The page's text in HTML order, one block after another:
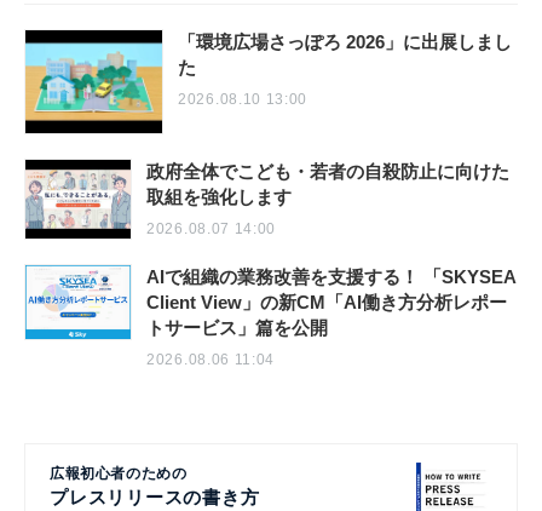
「環境広場さっぽろ 2026」に出展しまし
た
2026.08.10 13:00
政府全体でこども・若者の自殺防止に向けた
取組を強化します
2026.08.07 14:00
AIで組織の業務改善を支援する！ 「SKYSEA
Client View」の新CM「AI働き方分析レポー
トサービス」篇を公開
2026.08.06 11:04
広報初心者のための
プレスリリースの書き方